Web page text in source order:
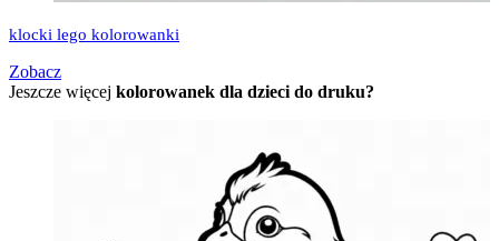
klocki lego kolorowanki
Zobacz
Jeszcze więcej kolorowanek dla dzieci do druku?